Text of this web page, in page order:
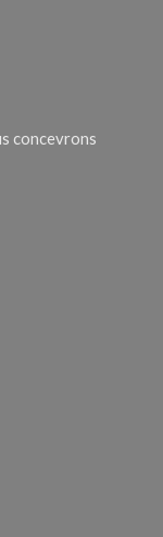
concevrons